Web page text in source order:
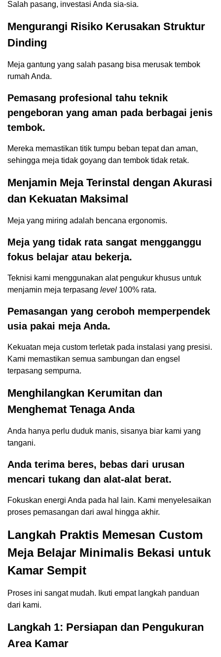
Salah pasang, investasi Anda sia-sia.
Mengurangi Risiko Kerusakan Struktur
Dinding
Meja gantung yang salah pasang bisa merusak tembok
rumah Anda.
Pemasang profesional tahu teknik
pengeboran yang aman pada berbagai jenis
tembok.
Mereka memastikan titik tumpu beban tepat dan aman,
sehingga meja tidak goyang dan tembok tidak retak.
Menjamin Meja Terinstal dengan Akurasi
dan Kekuatan Maksimal
Meja yang miring adalah bencana ergonomis.
Meja yang tidak rata sangat mengganggu
fokus belajar atau bekerja.
Teknisi kami menggunakan alat pengukur khusus untuk
menjamin meja terpasang level 100% rata.
Pemasangan yang ceroboh memperpendek
usia pakai meja Anda.
Kekuatan meja custom terletak pada instalasi yang presisi.
Kami memastikan semua sambungan dan engsel
terpasang sempurna.
Menghilangkan Kerumitan dan
Menghemat Tenaga Anda
Anda hanya perlu duduk manis, sisanya biar kami yang
tangani.
Anda terima beres, bebas dari urusan
mencari tukang dan alat-alat berat.
Fokuskan energi Anda pada hal lain. Kami menyelesaikan
proses pemasangan dari awal hingga akhir.
Langkah Praktis Memesan Custom
Meja Belajar Minimalis Bekasi untuk
Kamar Sempit
Proses ini sangat mudah. Ikuti empat langkah panduan
dari kami.
Langkah 1: Persiapan dan Pengukuran
Area Kamar